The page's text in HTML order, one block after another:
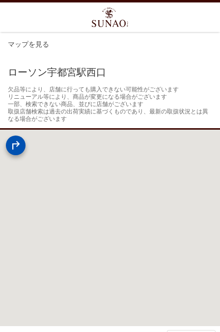
マップを見る
ローソン宇都宮駅西口
欠品等により、店舗に行っても購入できない可能性がございます
リニューアル等により、商品が変更になる場合がございます
一部、検索できない商品、並びに店舗がございます
取扱店舗検索は過去の出荷実績に基づくものであり、最新の取扱状況とは異
なる場合がございます